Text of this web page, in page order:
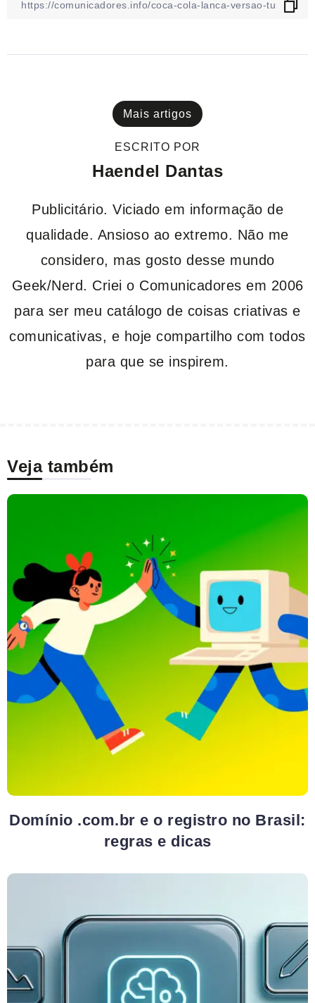
Mais artigos
ESCRITO POR
Haendel Dantas
Publicitário. Viciado em informação de
qualidade. Ansioso ao extremo. Não me
considero, mas gosto desse mundo
Geek/Nerd. Criei o Comunicadores em 2006
para ser meu catálogo de coisas criativas e
comunicativas, e hoje compartilho com todos
para que se inspirem.
Veja também
Domínio .com.br e o registro no Brasil:
regras e dicas